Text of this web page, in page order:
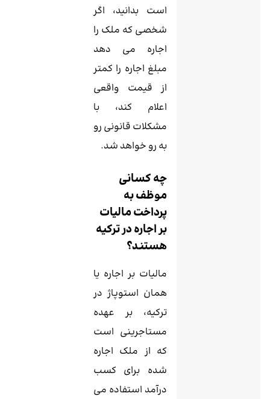
است بدانید، اگر
شخصی که ملک را
اجاره می دهد
مبلغ اجاره را کمتر
از قیمت واقعی
اعلام کند، با
مشکلات قانونی رو
به رو خواهد شد.
چه کسانی
موظف به
پرداخت مالیات
بر اجاره در ترکیه
هستند؟
مالیات بر اجاره یا
همان استوپاژ در
ترکیه، بر عهده
مستاجرینی است
که از ملک اجاره
شده برای کسب
درآمد استفاده می